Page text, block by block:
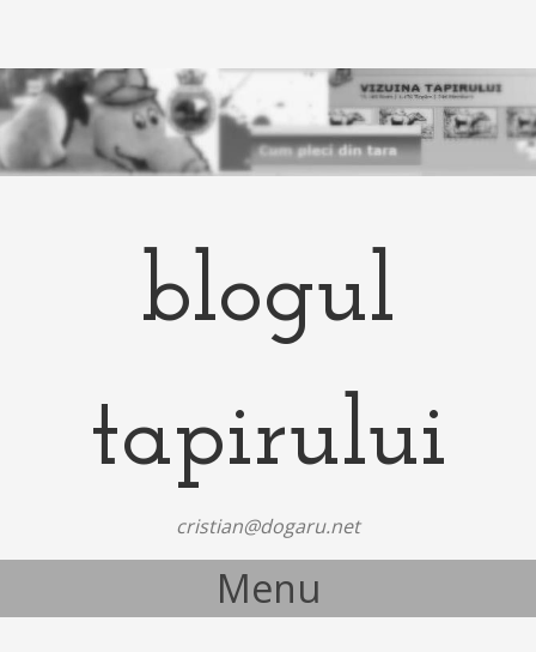
blogul
tapirului
cristian@dogaru.net
Menu